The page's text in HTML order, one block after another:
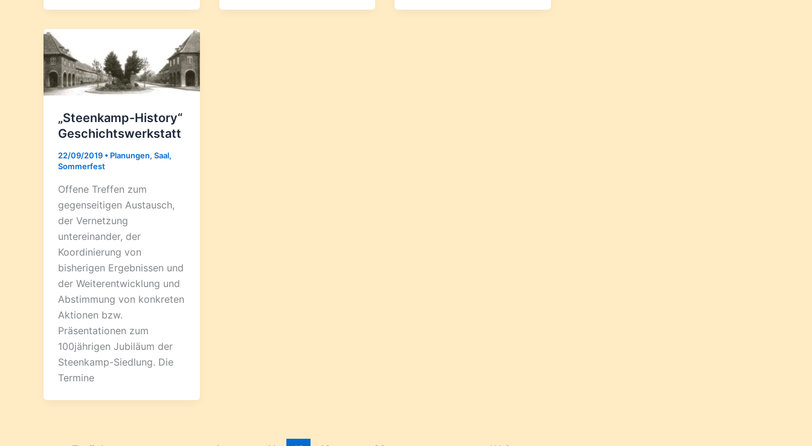
„Steenkamp-History“
Geschichtswerkstatt
22/09/2019 • Planungen, Saal,
Sommerfest
Offene Treffen zum
gegenseitigen Austausch,
der Vernetzung
untereinander, der
Koordinierung von
bisherigen Ergebnissen und
der Weiterentwicklung und
Abstimmung von konkreten
Aktionen bzw.
Präsentationen zum
100jährigen Jubiläum der
Steenkamp-Siedlung. Die
Termine